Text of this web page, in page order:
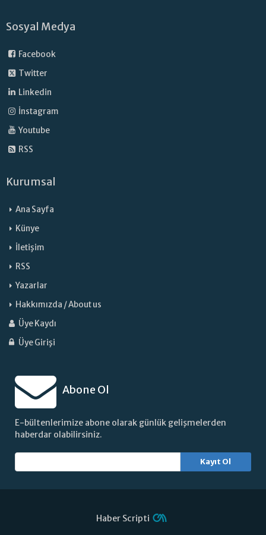
Sosyal Medya
Facebook
Twitter
Linkedin
İnstagram
Youtube
RSS
Kurumsal
Ana Sayfa
Künye
İletişim
RSS
Yazarlar
Hakkımızda / About us
Üye Kaydı
Üye Girişi
Abone Ol
E-bültenlerimize abone olarak günlük gelişmelerden
haberdar olabilirsiniz.
Kayıt Ol
Haber Scripti